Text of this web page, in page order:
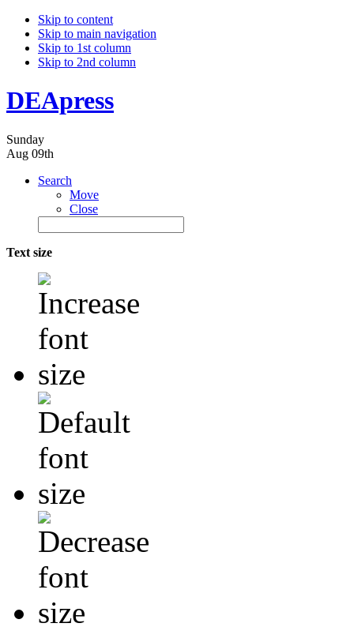
Skip to content
Skip to main navigation
Skip to 1st column
Skip to 2nd column
DEApress
Sunday
Aug 09th
Search
Move
Close
Text size